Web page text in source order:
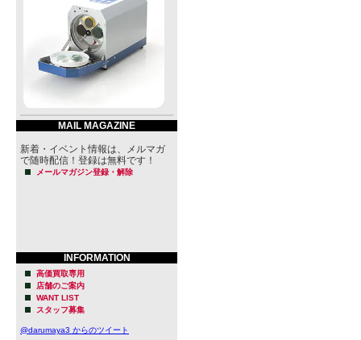
MAIL MAGAZINE
新着・イベント情報は、メルマガ
で随時配信！登録は無料です！
メールマガジン登録・解除
INFORMATION
高価買取専用
店舗のご案内
WANT LIST
スタッフ募集
@darumaya3 からのツイート